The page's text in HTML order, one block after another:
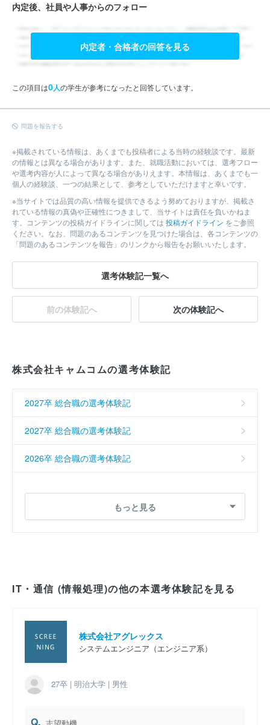
内定後、社員や人事からのフォロー
内定者・合格者の回答を見る
この項目は0人の学生が参考になったと回答しています。
問題を報告する
※掲載されている情報は、あくまでも投稿者による当時の経験談です。最新
の情報とは異なる場合があります。また、就職活動においては、選考フロー
や選考内容が人によって異なる場合がありえます。本情報は、あくまでも一
個人の経験談、一つの結果として、参考としていただけますと幸いです。
※当サイトでは品質の高い情報を提供できるよう努めておりますが、掲載さ
れている情報の真偽や正確性につきまして、当サイトは責任を負いかねま
す。コンテンツの投稿ガイドラインに関しては 投稿ガイドライン をご参照
ください。なお、問題のあるコンテンツを見つけた場合は、各コンテンツの
「問題のあるコンテンツを報告」のリンクから報告をお願いいたします。
選考体験記一覧へ
前の体験記へ 次の体験記へ
株式会社キャムコムの選考体験記
2027卒 総合職の選考体験記
2027卒 総合職の選考体験記
2026卒 総合職の選考体験記
2026卒 総合職の選考体験記
2026卒 総合職の選考体験記
2025卒 総合職の選考体験記
2025卒 総合職の選考体験記
もっと見る
IT・通信 (情報処理)の他の本選考体験記を見る
株式会社アグレックス
システムエンジニア（エンジニア系）
27卒 | 明治大学 | 男性
Q.